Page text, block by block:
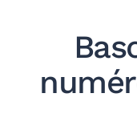
Qui sommes nous ?